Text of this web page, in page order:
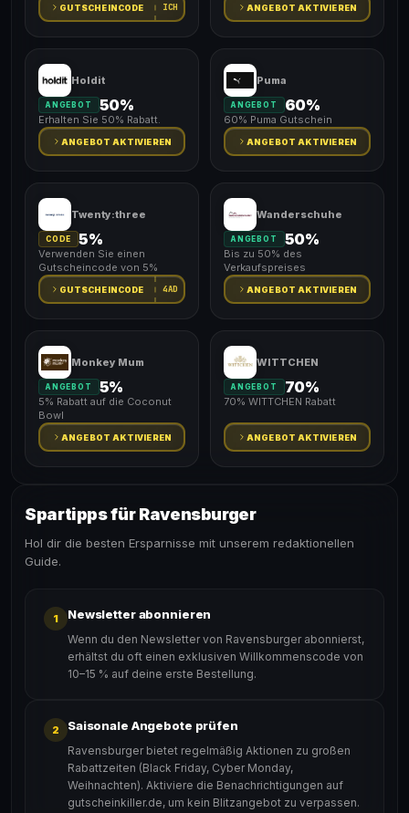
GUTSCHEINCODE ICH ANGEBOT AKTIVIEREN
Holdit
ANGEBOT 50%
Erhalten Sie 50% Rabatt.
ANGEBOT AKTIVIEREN
Puma
ANGEBOT 60%
60% Puma Gutschein
ANGEBOT AKTIVIEREN
Twenty:three
CODE 5%
Verwenden Sie einen
Gutscheincode von 5%
GUTSCHEINCODE 4AD
Wanderschuhe
ANGEBOT 50%
Bis zu 50% des
Verkaufspreises
ANGEBOT AKTIVIEREN
Monkey Mum
ANGEBOT 5%
5% Rabatt auf die Coconut
Bowl
ANGEBOT AKTIVIEREN
WITTCHEN
ANGEBOT 70%
70% WITTCHEN Rabatt
ANGEBOT AKTIVIEREN
Spartipps für Ravensburger
Hol dir die besten Ersparnisse mit unserem redaktionellen
Guide.
1 Newsletter abonnieren
Wenn du den Newsletter von Ravensburger abonnierst,
erhältst du oft einen exklusiven Willkommenscode von
10–15 % auf deine erste Bestellung.
2 Saisonale Angebote prüfen
Ravensburger bietet regelmäßig Aktionen zu großen
Rabattzeiten (Black Friday, Cyber Monday,
Weihnachten). Aktiviere die Benachrichtigungen auf
gutscheinkiller.de, um kein Blitzangebot zu verpassen.